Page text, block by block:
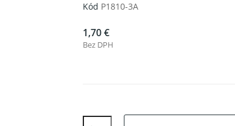
Kód P1810-3A
1,70 €
Bez DPH